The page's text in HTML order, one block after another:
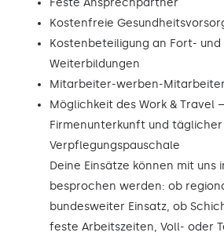
Kostenfreie
Kostenbeteiligung an Fort- und
Weiterbildungen
Mitarbeiter-werben-
Möglichkeit des Work & Travel
Firmenunterkunft und täglicher
Verpflegungspauschale
Deine Einsätze können mit uns
besprochen werden: ob
bundesweiter Einsatz, ob
feste Arbeitszeiten, Voll- oder